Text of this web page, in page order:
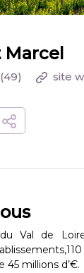
(49) site
Val de
45 millions d’€.